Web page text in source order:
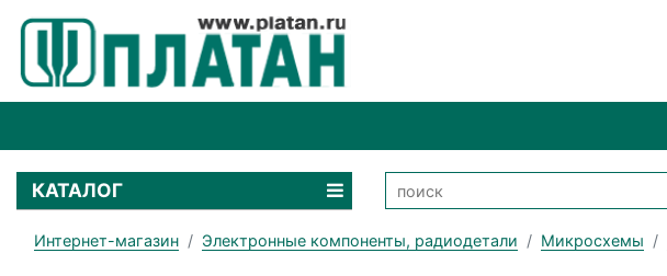
КАТАЛОГ
Интернет-магазин Электронные компоненты, радиодетали Микросхемы